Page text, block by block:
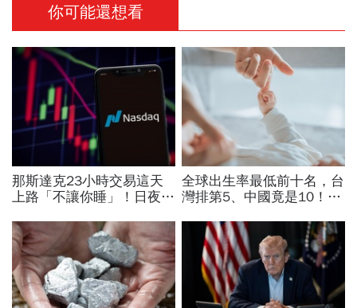
你可能還想看
那斯達克23小時交易這天
上路「不讓你睡」！日夜盤
喊：下單前注意一風險
全球出生率最低前十名，台
灣排第5、中國竟是10！亞
經濟壓力成天然避孕藥？